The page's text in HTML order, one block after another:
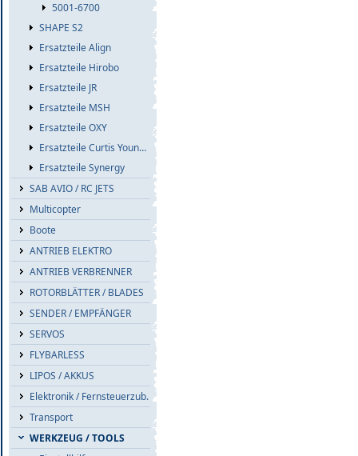
5001-6700
SHAPE S2
Ersatzteile Align
Ersatzteile Hirobo
Ersatzteile JR
Ersatzteile MSH
Ersatzteile OXY
Ersatzteile Curtis Youngblood
Ersatzteile Synergy
SAB AVIO / RC JETS
Multicopter
Boote
ANTRIEB ELEKTRO
ANTRIEB VERBRENNER
ROTORBLÄTTER / BLADES
SENDER / EMPFÄNGER
SERVOS
FLYBARLESS
LIPOS / AKKUS
Elektronik / Fernsteuerzub.
Transport
WERKZEUG / TOOLS